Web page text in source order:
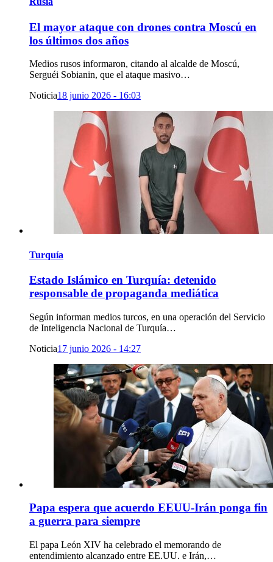
El mayor ataque con drones contra Moscú en
los últimos dos años
Medios rusos informaron, citando al alcalde de Moscú,
Serguéi Sobianin, que el ataque masivo…
Noticia18 junio 2026 - 16:03
Turquía
Estado Islámico en Turquía: detenido
responsable de propaganda mediática
Según informan medios turcos, en una operación del Servicio
de Inteligencia Nacional de Turquía…
Noticia17 junio 2026 - 14:27
Papa espera que acuerdo EEUU-Irán ponga fin
a guerra para siempre
El papa León XIV ha celebrado el memorando de
entendimiento alcanzado entre EE.UU. e Irán,…